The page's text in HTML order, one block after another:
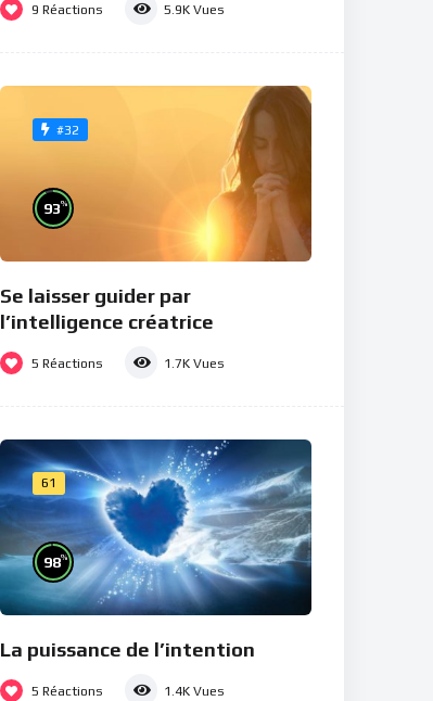
9 Réactions 5.9K Vues
#32
93%
Se laisser guider par
l’intelligence créatrice
5 Réactions 1.7K Vues
61
98%
La puissance de l’intention
5 Réactions 1.4K Vues